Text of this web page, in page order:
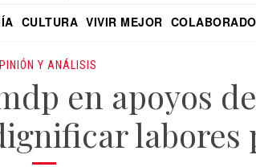
CULTURA VIVIR MEJOR
Y ANÁLISIS
en apoyos
labores